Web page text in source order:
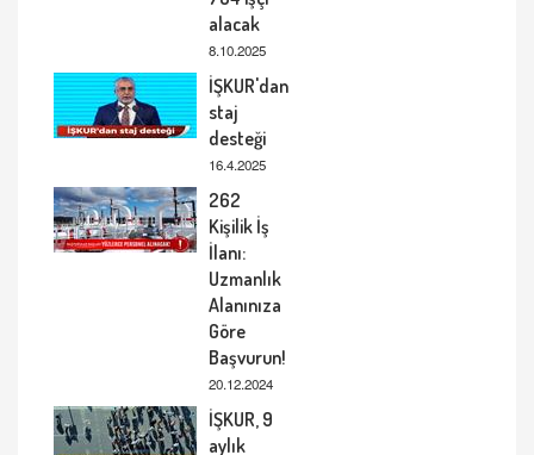
alacak
8.10.2025
İŞKUR'dan
staj
desteği
16.4.2025
262
Kişilik İş
İlanı:
Uzmanlık
Alanınıza
Göre
Başvurun!
20.12.2024
İŞKUR, 9
aylık